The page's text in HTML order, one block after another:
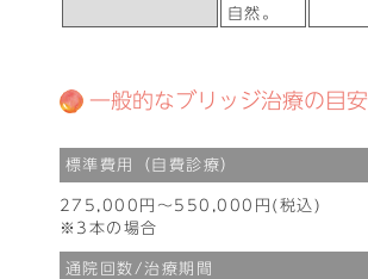
自然。
一般的なブリッジ治療の目安
標準費用（自費診療）
275,000円～550,000円(税込)
※3本の場合
通院回数/治療期間